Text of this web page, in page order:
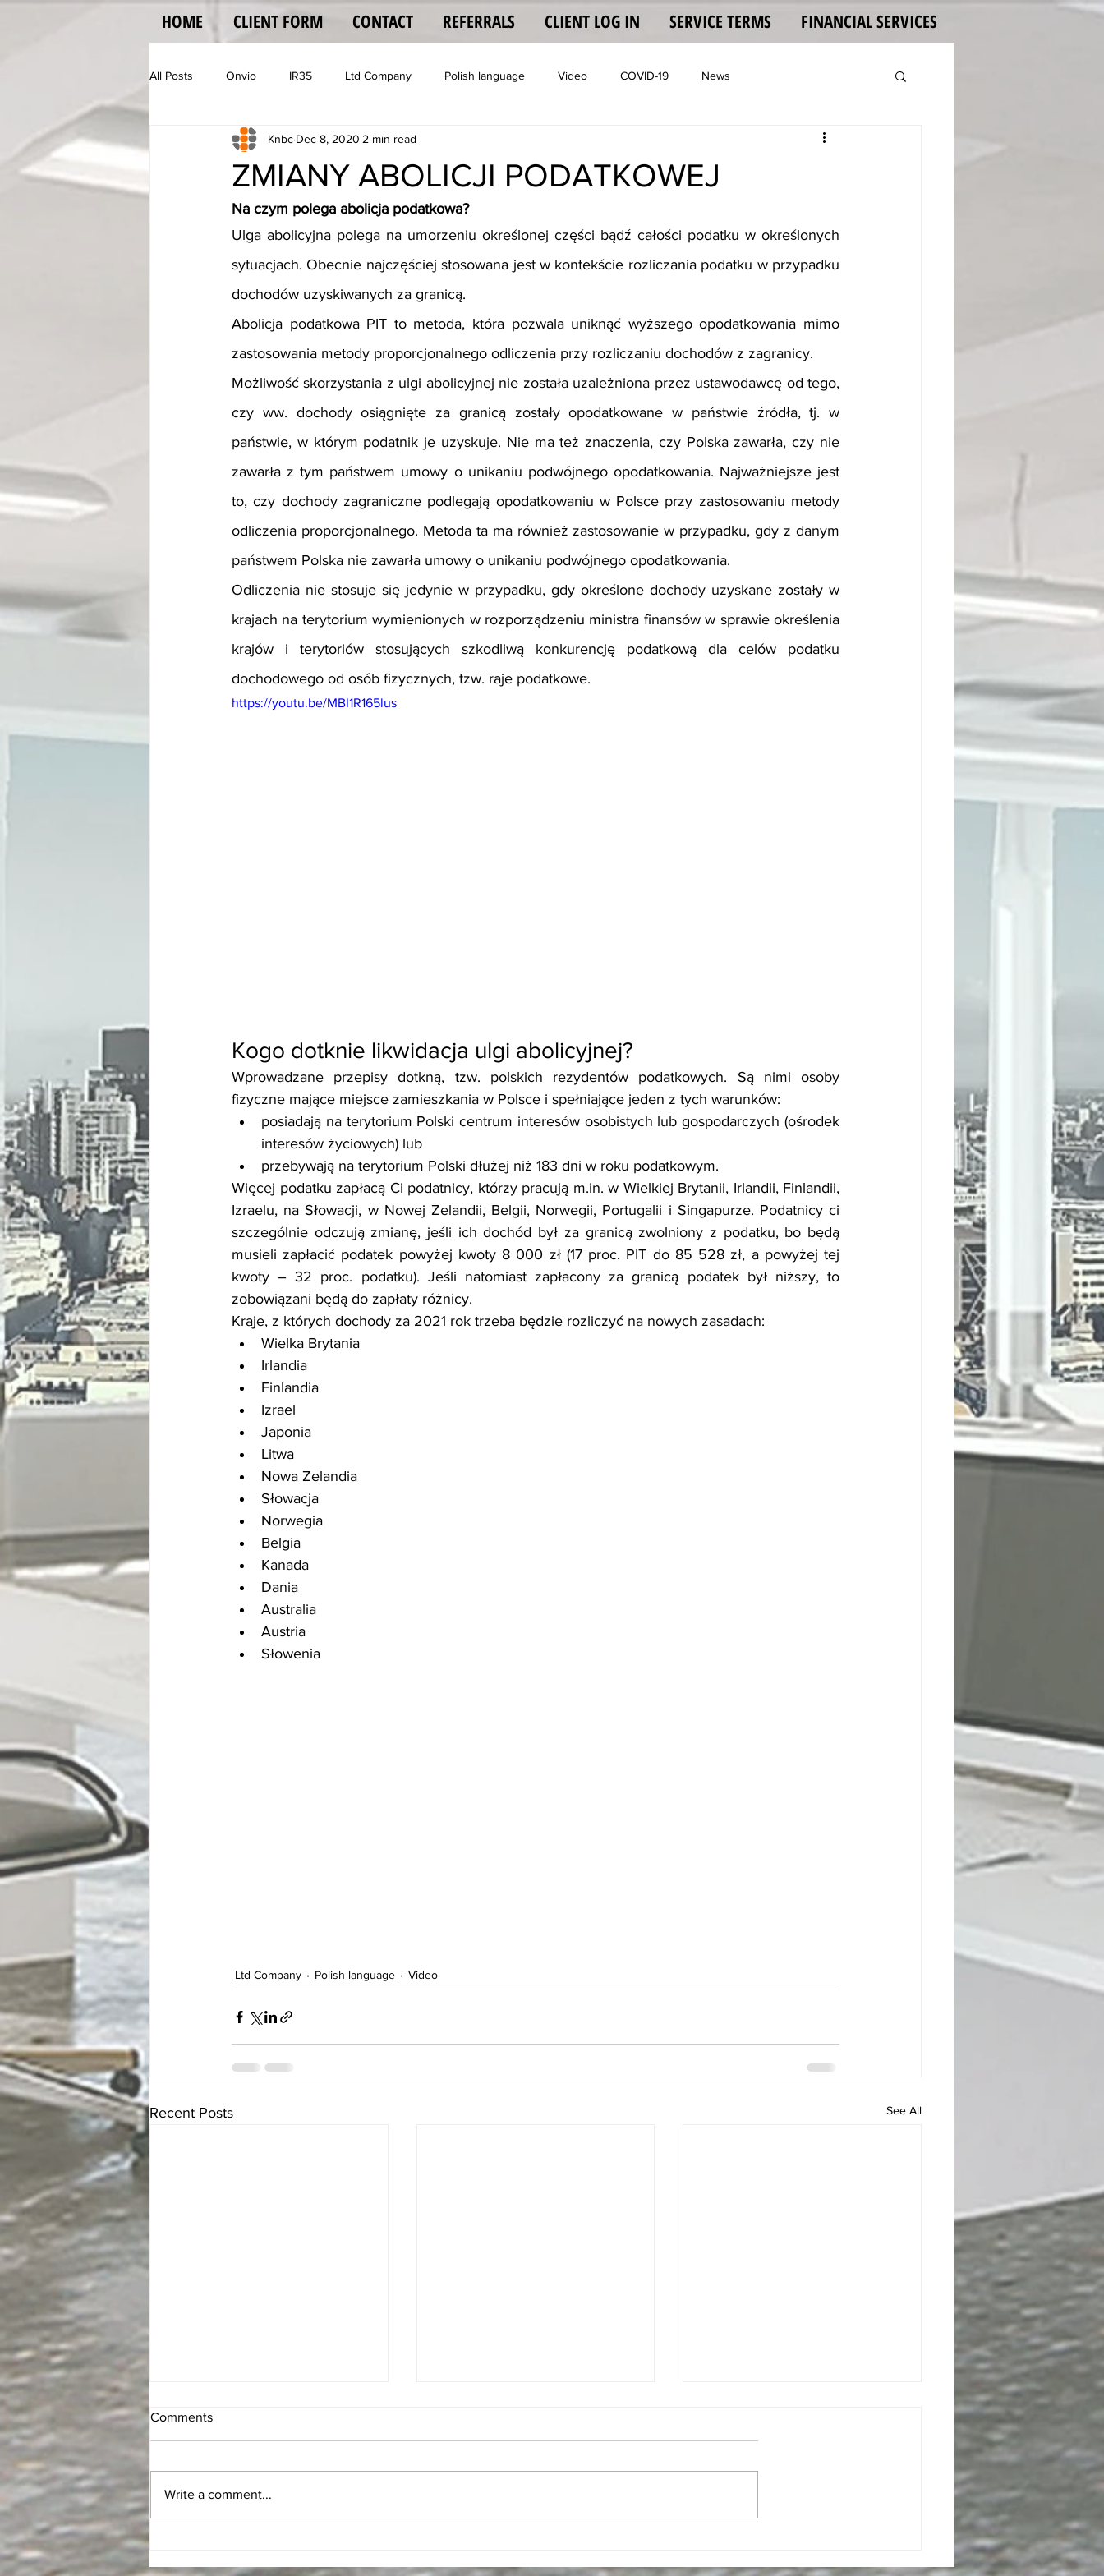
HOME CLIENT FORM CONTACT REFERRALS CLIENT LOG IN SERVICE TERMS FINANCIAL SERVICES
All Posts Onvio IR35 Ltd Company Polish language Video COVID-19 News
Vehicle Operator Licence Vat Coronavisrus
ZMIANY ABOLICJI PODATKOWEJ
Knbc Dec 8, 2020 2 min read
Na czym polega abolicja podatkowa?
Ulga abolicyjna polega na umorzeniu określonej części bądź całości podatku w określonych
sytuacjach. Obecnie najczęściej stosowana jest w kontekście rozliczania podatku w przypadku
dochodów uzyskiwanych za granicą.
Abolicja podatkowa PIT to metoda, która pozwala uniknąć wyższego opodatkowania mimo
zastosowania metody proporcjonalnego odliczenia przy rozliczaniu dochodów z zagranicy.
Możliwość skorzystania z ulgi abolicyjnej nie została uzależniona przez ustawodawcę od tego,
czy ww. dochody osiągnięte za granicą zostały opodatkowane w państwie źródła, tj. w
państwie, w którym podatnik je uzyskuje. Nie ma też znaczenia, czy Polska zawarła, czy nie
zawarła z tym państwem umowy o unikaniu podwójnego opodatkowania. Najważniejsze jest
to, czy dochody zagraniczne podlegają opodatkowaniu w Polsce przy zastosowaniu metody
odliczenia proporcjonalnego. Metoda ta ma również zastosowanie w przypadku, gdy z danym
państwem Polska nie zawarła umowy o unikaniu podwójnego opodatkowania.
Odliczenia nie stosuje się jedynie w przypadku, gdy określone dochody uzyskane zostały w
krajach na terytorium wymienionych w rozporządzeniu ministra finansów w sprawie określenia
krajów i terytoriów stosujących szkodliwą konkurencję podatkową dla celów podatku
dochodowego od osób fizycznych, tzw. raje podatkowe.
https://youtu.be/MBI1R165lus
Kogo dotknie likwidacja ulgi abolicyjnej?
Wprowadzane przepisy dotkną, tzw. polskich rezydentów podatkowych. Są nimi osoby
fizyczne mające miejsce zamieszkania w Polsce i spełniające jeden z tych warunków:
posiadają na terytorium Polski centrum interesów osobistych lub gospodarczych (ośrodek
interesów życiowych) lub
przebywają na terytorium Polski dłużej niż 183 dni w roku podatkowym.
Więcej podatku zapłacą Ci podatnicy, którzy pracują m.in. w Wielkiej Brytanii, Irlandii, Finlandii,
Izraelu, na Słowacji, w Nowej Zelandii, Belgii, Norwegii, Portugalii i Singapurze. Podatnicy ci
szczególnie odczują zmianę, jeśli ich dochód był za granicą zwolniony z podatku, bo będą
musieli zapłacić podatek powyżej kwoty 8 000 zł (17 proc. PIT do 85 528 zł, a powyżej tej
kwoty – 32 proc. podatku). Jeśli natomiast zapłacony za granicą podatek był niższy, to
zobowiązani będą do zapłaty różnicy.
Kraje, z których dochody za 2021 rok trzeba będzie rozliczyć na nowych zasadach:
Wielka Brytania
Irlandia
Finlandia
Izrael
Japonia
Litwa
Nowa Zelandia
Słowacja
Norwegia
Belgia
Kanada
Dania
Australia
Austria
Słowenia
Ltd Company Polish language Video
Recent Posts See All
zmiany!
Comments
Write a comment...